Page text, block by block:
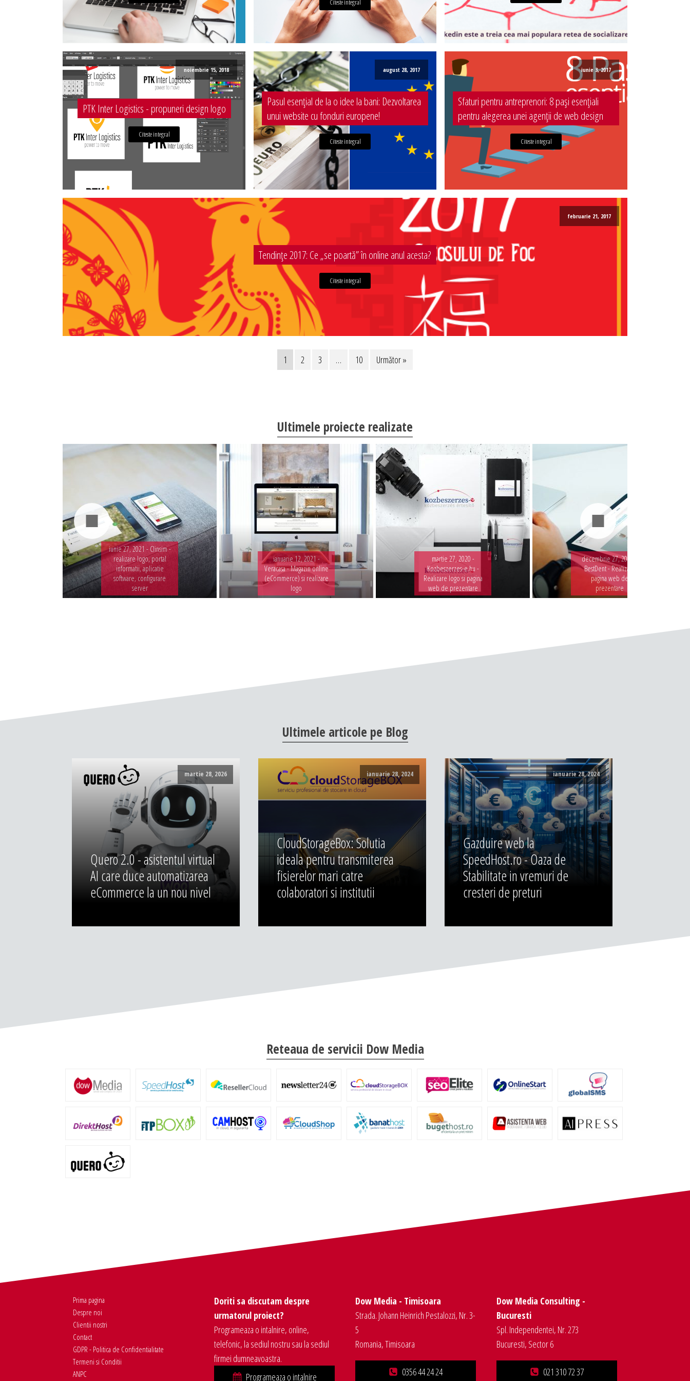
Citeste integral
noiembrie 15, 2018
PTK Inter Logistics - propuneri design logo
Citeste integral
august 28, 2017
Pasul esențial de la o idee la bani: Dezvoltarea
unui website cu fonduri europene!
Citeste integral
iunie 3, 2017
Sfaturi pentru antreprenori: 8 pași esențiali
pentru alegerea unei agenții de web design
Citeste integral
februarie 21, 2017
Tendințe 2017: Ce „se poartă” în online anul acesta?
Citeste integral
1 2 3 … 10 Următor »
Ultimele proiecte realizate
iunie 27, 2021 - Clinsim -
realizare logo, portal
informatii, aplicatie
software, configurare
server
ianuarie 12, 2021 -
Veracasa - Magazin online
(eCommerce) si realizare
logo
martie 27, 2020 -
Kozbeszerzes-e.hu -
Realizare logo si pagina
web de prezentare
decembrie 27, 2019 -
BestDent - Realizare
pagina web de
prezentare
Ultimele articole pe Blog
martie 28, 2026
Quero 2.0 - asistentul virtual
AI care duce automatizarea
eCommerce la un nou nivel
ianuarie 28, 2024
CloudStorageBox: Solutia
ideala pentru transmiterea
fisierelor mari catre
colaboratori si institutii
ianuarie 28, 2024
Gazduire web la
SpeedHost.ro - Oaza de
Stabilitate in vremuri de
cresteri de preturi
Reteaua de servicii Dow Media
Prima pagina
Despre noi
Clientii nostri
Contact
GDPR - Politica de Confidentialitate
Termeni si Conditii
ANPC
Doriti sa discutam despre
urmatorul proiect?
Programeaza o intalnire, online,
telefonic, la sediul nostru sau la sediul
firmei dumneavoastra.
Programeaza o intalnire
Dow Media - Timisoara
Strada. Johann Heinrich Pestalozzi, Nr. 3-
5
Romania, Timisoara
0356 44 24 24
Dow Media Consulting -
Bucuresti
Spl. Independentei, Nr. 273
Bucuresti, Sector 6
021 310 72 37